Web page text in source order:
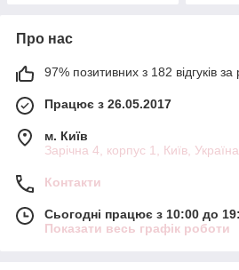
Про нас
97% позитивних з 182 відгуків за
Працює з 26.05.2017
м. Київ
Зарічна 4, корпус 1, Київ, Україна
Контакти
Сьогодні працює з 10:00 до
Показати весь графік роботи